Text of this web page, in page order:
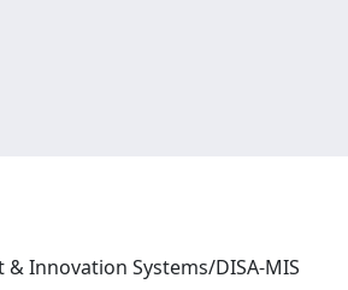
Innovation Systems/DISA-MIS